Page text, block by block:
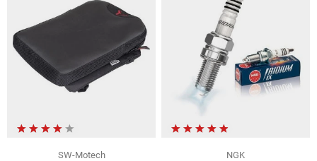
SW-Motech
NGK